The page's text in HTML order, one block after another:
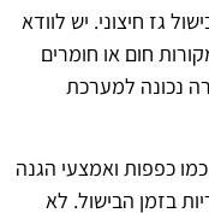
גז חיצוני. יש לוודא
חום או חומרים
נכונה למערכת
כפפות ואמצעי הגנה
בזמן הבישול. לא